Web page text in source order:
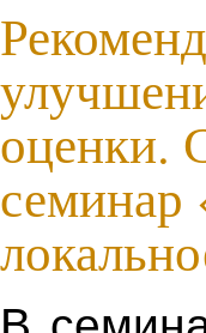
оценки.
семинар